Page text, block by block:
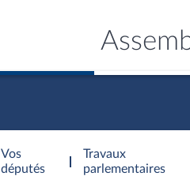
Vos
députés
Travaux
parlementaires